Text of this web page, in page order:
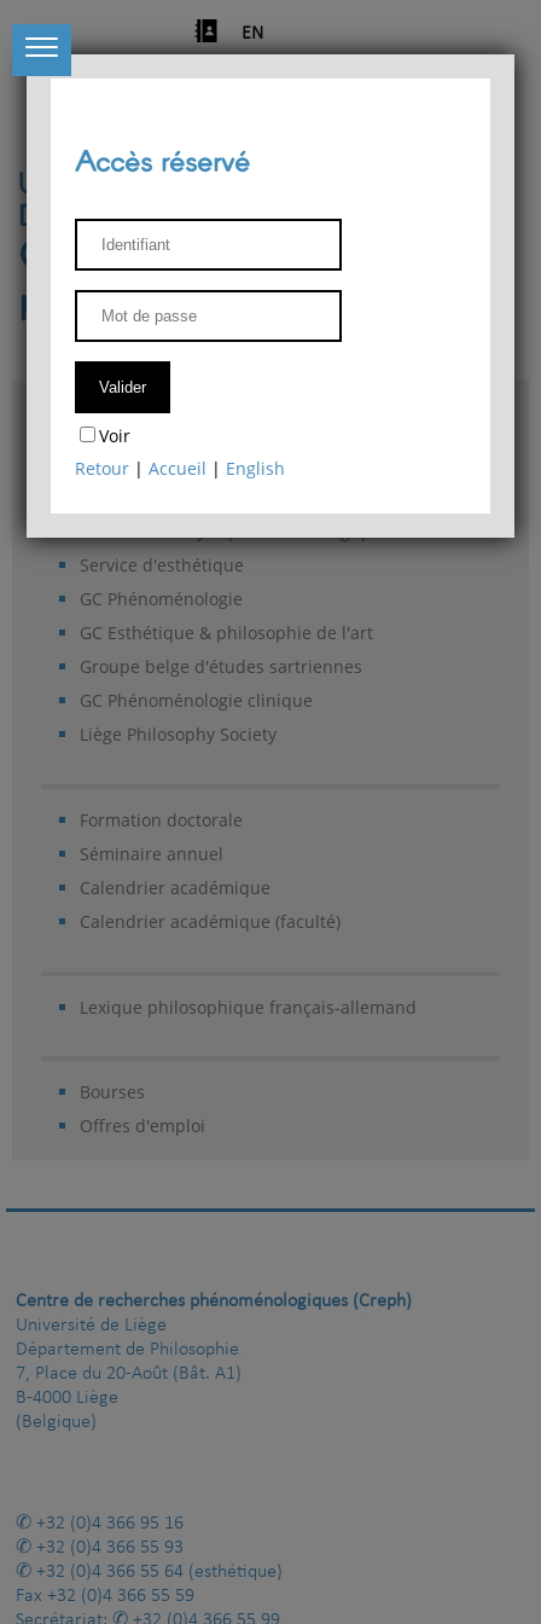
EN
Université de Liège
Département de philosophie
Centre de recherches
phénoménologiques
Accès & plans
Bibliothèque du Département de philosophie
Service d'esthétique
GC Phénoménologie
GC Esthétique & philosophie de l'art
Groupe belge d'études sartriennes
GC Phénoménologie clinique
Liège Philosophy Society
Formation doctorale
Séminaire annuel
Calendrier académique
Calendrier académique (faculté)
Lexique philosophique français-allemand
Bourses
Offres d'emploi
Accès réservé
Voir
Retour |Accueil | English
Centre de recherches phénoménologiques (Creph)
Université de Liège
Département de Philosophie
7, Place du 20-Août (Bât. A1)
B-4000 Liège
(Belgique)
+32 (0)4 366 95 16
+32 (0)4 366 55 93
+32 (0)4 366 55 64 (esthétique)
Fax +32 (0)4 366 55 59